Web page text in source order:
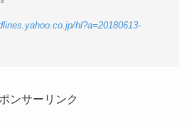
hl?a=20180613-
ンサーリンク